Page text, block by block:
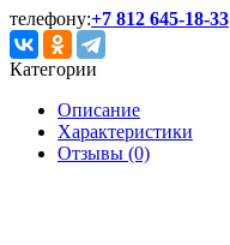
телефону:+7 812 645-18-33
Категории
Описание
Характеристики
Отзывы (0)